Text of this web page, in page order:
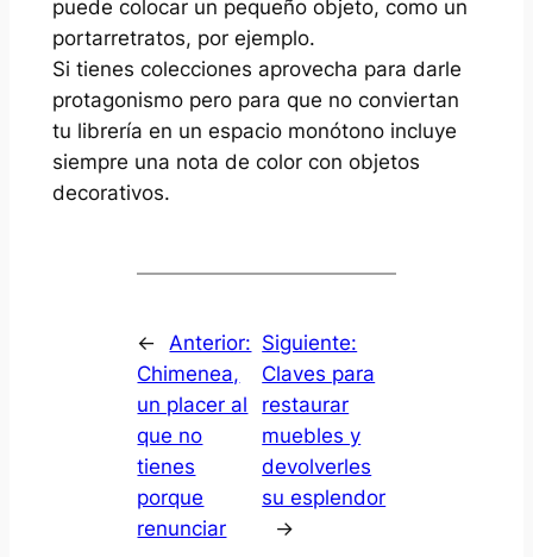
puede colocar un pequeño objeto, como un
portarretratos, por ejemplo.
Si tienes colecciones aprovecha para darle
protagonismo pero para que no conviertan
tu librería en un espacio monótono incluye
siempre una nota de color con objetos
decorativos.
←
Anterior:
Chimenea,
un placer al
que no
tienes
porque
renunciar
Siguiente:
Claves para
restaurar
muebles y
devolverles
su esplendor
→